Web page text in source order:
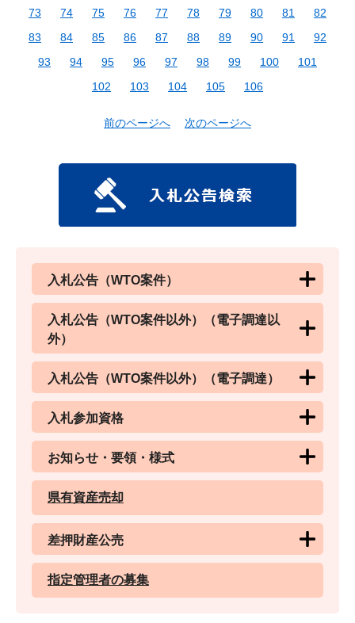
73
74 75 76 77 78 79 80 81
82
83
84 85 86 87 88 89 90 91
92
93
94 95 96 97 98 99 100
101
102
103 104 105 106
前のページへ 次のページへ
入札公告（WTO案件）
入札公告（WTO案件以外）（電子調達以
外）
入札公告（WTO案件以外）（電子調達）
入札参加資格
お知らせ・要領・様式
県有資産売却
差押財産公売
指定管理者の募集